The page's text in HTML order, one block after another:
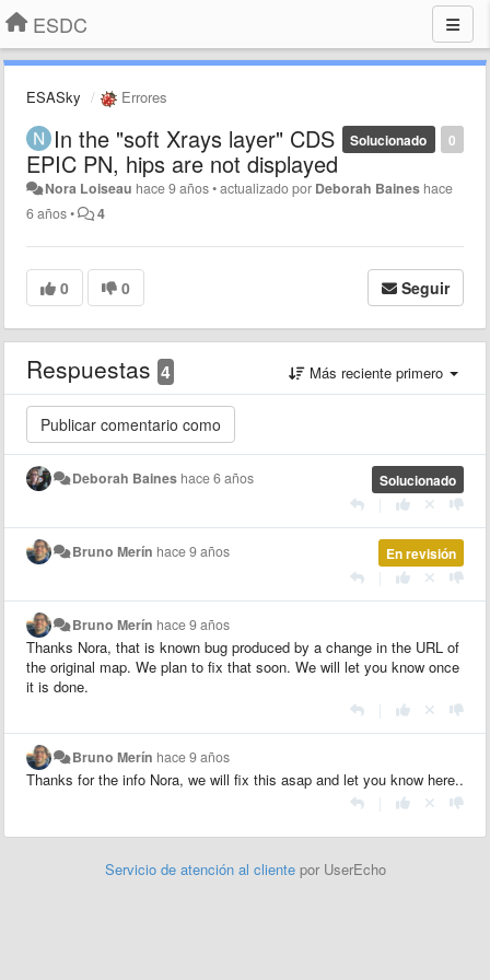
ESDC
ESASky Errores
0
Solucionado
In the "soft Xrays layer" CDS
EPIC PN, hips are not displayed
Nora Loiseau hace 9 años•actualizado por Deborah Baines hace
6 años• 4
0 0 Seguir
Respuestas 4 Más reciente primero
Solucionado
Deborah Baines hace 6 años
En revisión
Bruno Merín hace 9 años
Bruno Merín hace 9 años
Thanks Nora, that is known bug produced by a change in the URL of
the original map. We plan to fix that soon. We will let you know once
it is done.
Bruno Merín hace 9 años
Thanks for the info Nora, we will fix this asap and let you know here..
Servicio de atención al cliente por UserEcho